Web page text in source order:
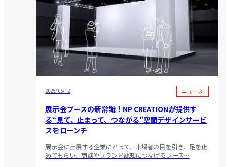
2025/05/12 ニュース
展示会ブースの新常識！NP CREATIONが提供す
る“見て、止まって、つながる”空間デザインサービ
スをローンチ
展示会に出展する企業にとって、来場者の目を引き、足を止
めてもらい、商談やブランド認知につなげるブース…